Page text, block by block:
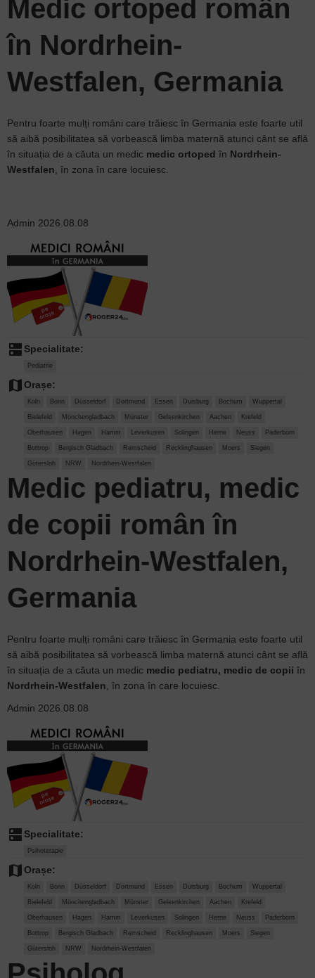
Medic ortoped român
în Nordrhein-
Westfalen, Germania
Pentru foarte mulți români care trăiesc în Germania este foarte util
să aibă posibilitatea să vorbească limba maternă atunci cânt se află
în situația de a căuta un medic medic ortoped în Nordrhein-
Westfalen , în zona în care locuiesc.
Admin 2026.08.08
dns Specialitate:
Pediatrie
map Orașe:
Koln Bonn Düsseldorf Dortmund Essen Duisburg Bochum Wuppertal
Bielefeld Mönchengladbach Münster Gelsenkirchen Aachen Krefeld
Oberhausen Hagen Hamm Leverkusen Solingen Herne Neuss Paderborn
Bottrop Bergisch Gladbach Remscheid Recklinghausen Moers Siegen
Gütersloh NRW Nordrhein-Westfalen
Medic pediatru, medic
de copii român în
Nordrhein-Westfalen,
Germania
Pentru foarte mulți români care trăiesc în Germania este foarte util
să aibă posibilitatea să vorbească limba maternă atunci cânt se află
în situația de a căuta un medic medic pediatru, medic de copii în
Nordrhein-Westfalen , în zona în care locuiesc.
Admin 2026.08.08
dns Specialitate:
Psihoterapie
map Orașe:
Koln Bonn Düsseldorf Dortmund Essen Duisburg Bochum Wuppertal
Bielefeld Mönchengladbach Münster Gelsenkirchen Aachen Krefeld
Oberhausen Hagen Hamm Leverkusen Solingen Herne Neuss Paderborn
Bottrop Bergisch Gladbach Remscheid Recklinghausen Moers Siegen
Gütersloh NRW Nordrhein-Westfalen